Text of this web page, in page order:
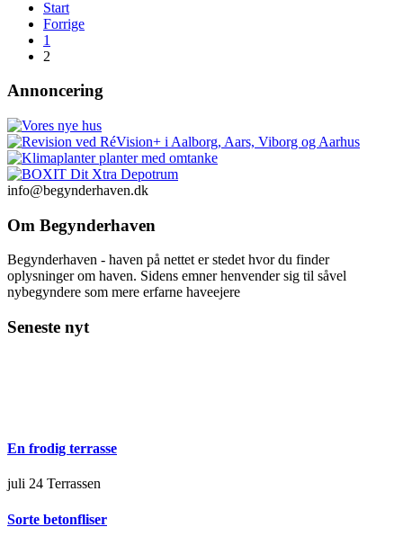
Start
Forrige
1
2
Annoncering
info@begynderhaven.dk
Om Begynderhaven
Begynderhaven - haven på nettet er stedet hvor du finder
oplysninger om haven. Sidens emner henvender sig til såvel
nybegyndere som mere erfarne haveejere
Seneste nyt
En frodig terrasse
juli 24 Terrassen
Sorte betonfliser